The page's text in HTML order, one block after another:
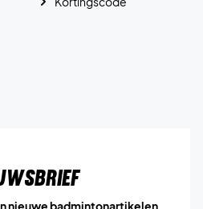
nieuwe badmintonartikelen